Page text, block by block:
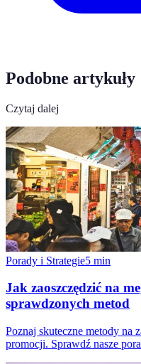
Podobne artykuły
Czytaj dalej
Porady i Strategie5 min
Jak zaoszczędzić na
sprawdzonych metod
Poznaj skuteczne metody na
promocji. Sprawdź nasze